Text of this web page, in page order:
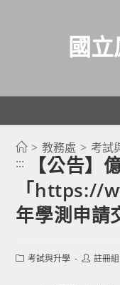
國
> 教務處 > 考試
:::
【公告】
「https://
年學測申請
Post考試與升學
Post註冊組